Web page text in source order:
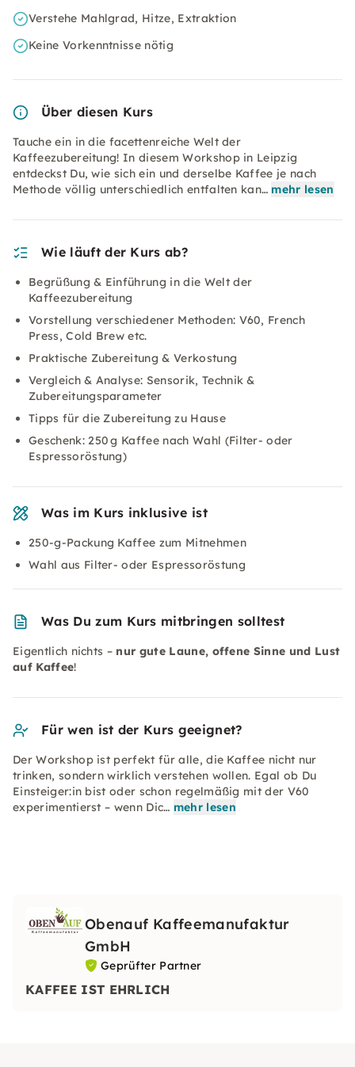
Verstehe Mahlgrad, Hitze, Extraktion
Keine Vorkenntnisse nötig
Über diesen Kurs
Tauche ein in die facettenreiche Welt der
Kaffeezubereitung! In diesem Workshop in Leipzig
entdeckst Du, wie sich ein und derselbe Kaffee je nach
Methode völlig unterschiedlich entfalten kan… mehr lesen
Wie läuft der Kurs ab?
Begrüßung & Einführung in die Welt der
Kaffeezubereitung
Vorstellung verschiedener Methoden: V60, French
Press, Cold Brew etc.
Praktische Zubereitung & Verkostung
Vergleich & Analyse: Sensorik, Technik &
Zubereitungsparameter
Tipps für die Zubereitung zu Hause
Geschenk: 250 g Kaffee nach Wahl (Filter- oder
Espressoröstung)
Was im Kurs inklusive ist
250-g-Packung Kaffee zum Mitnehmen
Wahl aus Filter- oder Espressoröstung
Was Du zum Kurs mitbringen solltest
Eigentlich nichts – nur gute Laune, offene Sinne und Lust
auf Kaffee!
Für wen ist der Kurs geeignet?
Der Workshop ist perfekt für alle, die Kaffee nicht nur
trinken, sondern wirklich verstehen wollen. Egal ob Du
Einsteiger:in bist oder schon regelmäßig mit der V60
experimentierst – wenn Dic… mehr lesen
Obenauf Kaffeemanufaktur
GmbH
Geprüfter Partner
KAFFEE IST EHRLICH